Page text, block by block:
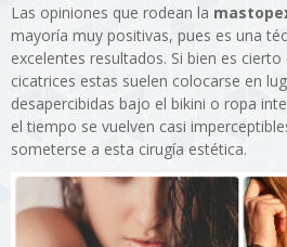
Las opiniones que rodean la
mayoría muy positivas, pues es una
excelentes resultados. Si bien es
cicatrices estas suelen colocarse en
desapercibidas bajo el bikini o ropa
el tiempo se vuelven casi
someterse a esta cirugía estética.